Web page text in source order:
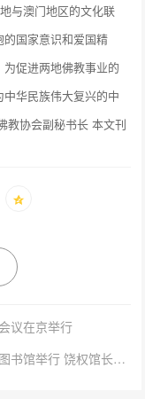
与澳门地区的文化联
国家意识和爱国精
促进两地佛教事业的
华民族伟大复兴的中
教协会副秘书长 本文刊
议在京举行
下一篇：《星云大师全集》捐赠仪式在国家图书馆举行 饶权馆长出席